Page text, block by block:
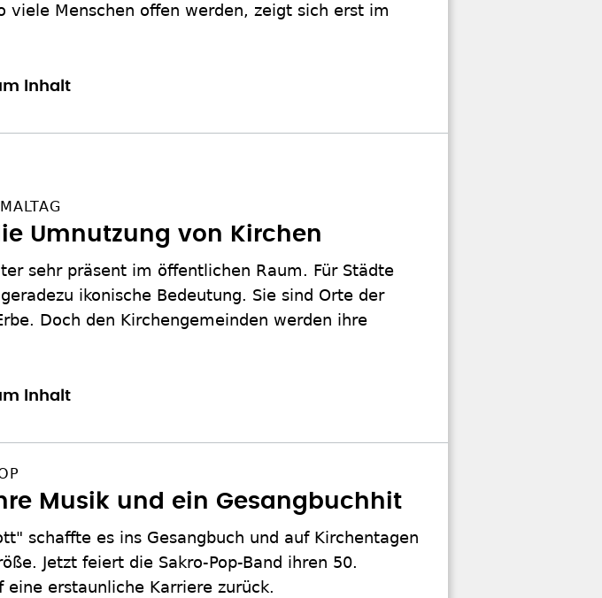
viele Menschen offen werden, zeigt sich erst im
Inhalt
Umnutzung von Kirchen
sehr präsent im öffentlichen Raum. Für Städte
ikonische Bedeutung. Sie sind Orte der
Doch den Kirchengemeinden werden ihre
Inhalt
Musik und ein Gesangbuchhit
schaffte es ins Gesangbuch und auf Kirchentagen
Jetzt feiert die Sakro-Pop-Band ihren 50.
erstaunliche Karriere zurück.